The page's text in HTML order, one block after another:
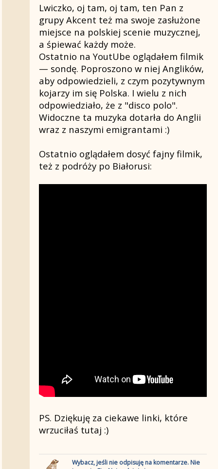
wyspiewujacych piosenki
bialoruskie kontestujace...Az
zimno sie zrobilo od tego....Oni
tam naprawde nie czuja sie
wolni.Przynajmniej mlodzi,bo
starsi z sentymentem warcaja do
dawnych lat i papa
Lukaszenka...jest dobry...///
Miasta czyste,zielen,malo ludzi...i
bieda. Szerokie ulice,malo
pojazdów..Minsk z rozmachem.
Ale hotele w kt bylismy
"oczek"....co nawet w
przewodnikach mowi sie,ze
wszedzie są////
Znalazlam film z miejsc gdzie
Lwiczko, oj tam, oj tam, ten Pan z
grupy Akcent też ma swoje zasłużone
miejsce na polskiej scenie muzycznej,
a śpiewać każdy może.
Ostatnio na YoutUbe oglądałem filmik
— sondę. Poproszono w niej Anglików,
aby odpowiedzieli, z czym pozytywnym
kojarzy im się Polska. I wielu z nich
odpowiedziało, że z "disco polo".
Widoczne ta muzyka dotarła do Anglii
wraz z naszymi emigrantami :)
Ostatnio oglądałem dosyć fajny filmik,
też z podróży po Białorusi:
PS. Dziękuję za ciekawe linki, które
wrzuciłaś tutaj :)
Wybacz, jeśli nie odpisuję na komentarze. Nie